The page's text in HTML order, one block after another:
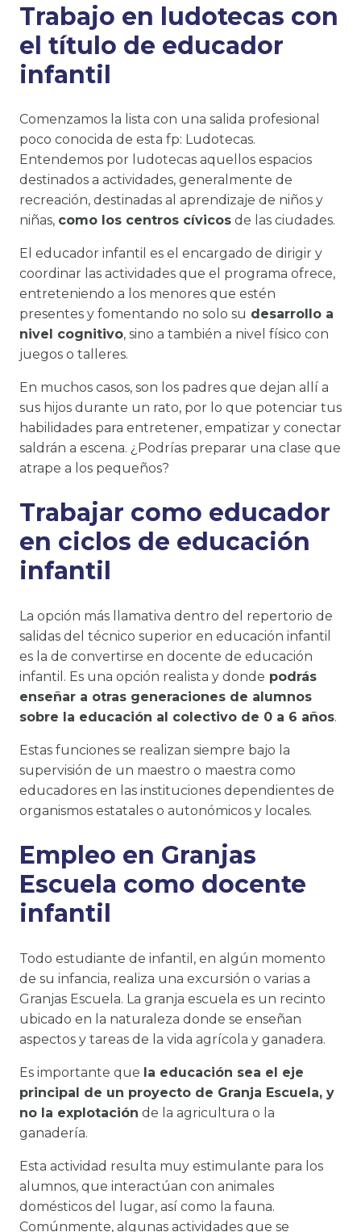
Trabajo en ludotecas con
el título de educador
infantil
Comenzamos la lista con una salida profesional
poco conocida de esta fp: Ludotecas.
Entendemos por ludotecas aquellos espacios
destinados a actividades, generalmente de
recreación, destinadas al aprendizaje de niños y
niñas, como los centros cívicos de las ciudades.
El educador infantil es el encargado de dirigir y
coordinar las actividades que el programa ofrece,
entreteniendo a los menores que estén
presentes y fomentando no solo su desarrollo a
nivel cognitivo, sino a también a nivel físico con
juegos o talleres.
En muchos casos, son los padres que dejan allí a
sus hijos durante un rato, por lo que potenciar tus
habilidades para entretener, empatizar y conectar
saldrán a escena. ¿Podrías preparar una clase que
atrape a los pequeños?
Trabajar como educador
en ciclos de educación
infantil
La opción más llamativa dentro del repertorio de
salidas del técnico superior en educación infantil
es la de convertirse en docente de educación
infantil. Es una opción realista y donde podrás
enseñar a otras generaciones de alumnos
sobre la educación al colectivo de 0 a 6 años.
Estas funciones se realizan siempre bajo la
supervisión de un maestro o maestra como
educadores en las instituciones dependientes de
organismos estatales o autonómicos y locales.
Empleo en Granjas
Escuela como docente
infantil
Todo estudiante de infantil, en algún momento
de su infancia, realiza una excursión o varias a
Granjas Escuela. La granja escuela es un recinto
ubicado en la naturaleza donde se enseñan
aspectos y tareas de la vida agrícola y ganadera.
Es importante que la educación sea el eje
principal de un proyecto de Granja Escuela, y
no la explotación de la agricultura o la
ganadería.
Esta actividad resulta muy estimulante para los
alumnos, que interactúan con animales
domésticos del lugar, así como la fauna.
Comúnmente, algunas actividades que se